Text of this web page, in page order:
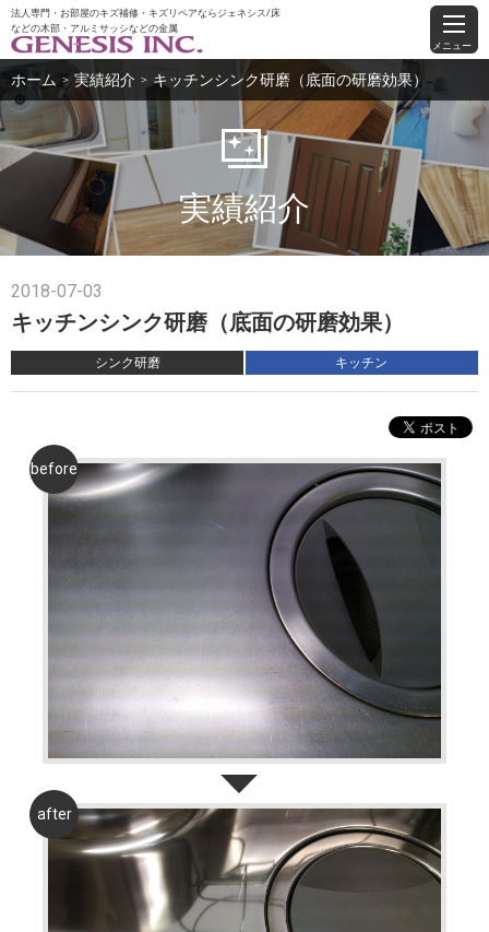
法人専門・お部屋のキズ補修・キズリペアならジェネシス/床
などの木部・アルミサッシなどの金属
メニュー
ホーム ＞ 実績紹介 ＞ キッチンシンク研磨（底面の研磨効果）
実績紹介
2018-07-03
キッチンシンク研磨（底面の研磨効果）
シンク研磨 キッチン